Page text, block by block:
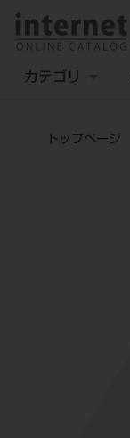
カテゴリ
トップページ